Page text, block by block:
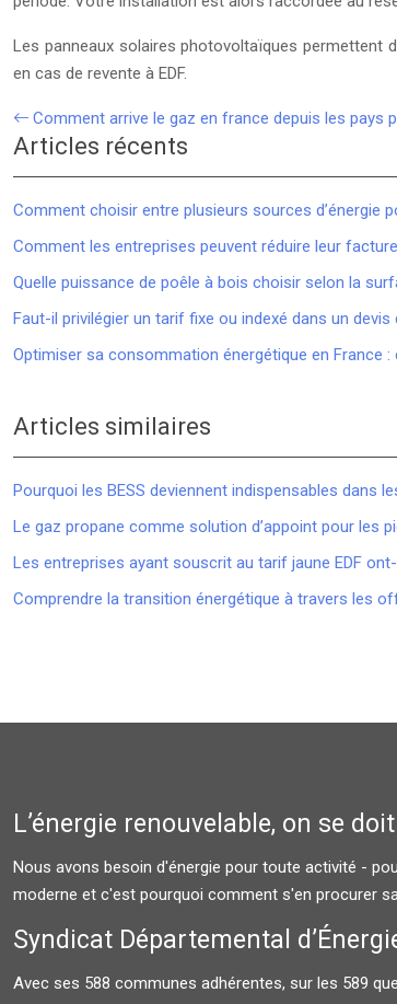
Les panneaux solaires photovoltaïques permettent
en cas de revente à EDF.
Comment arrive le gaz en france depuis les pays
Articles récents
Comment choisir entre plusieurs sources d’énergie
Comment les entreprises peuvent réduire leur
Quelle puissance de poêle à bois choisir selon la
Faut-il privilégier un tarif fixe ou indexé dans un devis
Optimiser sa consommation énergétique en France :
Articles similaires
Pourquoi les BESS deviennent indispensables dans
Le gaz propane comme solution d’appoint pour les
Les entreprises ayant souscrit au tarif jaune EDF
Comprendre la transition énergétique à travers les
L’énergie renouvelable, on se
Nous avons besoin d'énergie pour toute activité -
moderne et c'est pourquoi comment s'en procurer
Syndicat Départemental
Avec ses 588 communes adhérentes, sur les 589